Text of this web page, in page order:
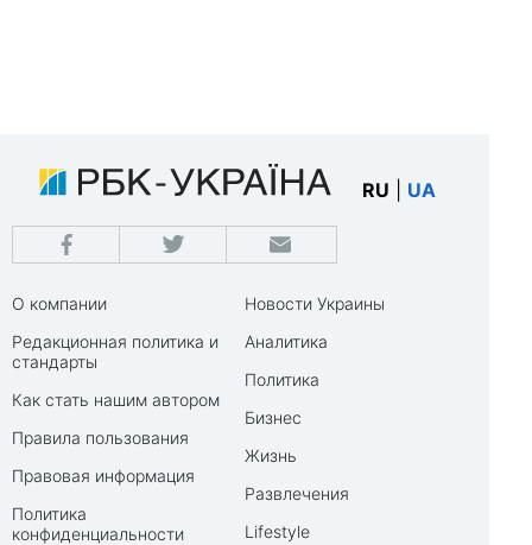
RU UA
О компании
Редакционная политика и
стандарты
Как стать нашим автором
Правила пользования
Правовая информация
Политика
конфиденциальности
Новости Украины
Аналитика
Политика
Бизнес
Жизнь
Развлечения
Lifestyle